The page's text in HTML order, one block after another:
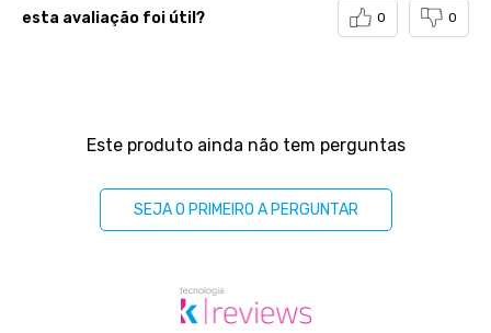
esta avaliação foi útil? 0 0
Este produto ainda não tem perguntas
SEJA O PRIMEIRO A PERGUNTAR